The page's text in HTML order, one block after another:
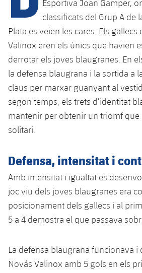
plusicon
més
Instal·lacions
Spotify Camp Nou
Palau Blaugrana
Barça Cafe
Ciutat Esportiva
La Masia
plusicon
més
Serveis
Accessibilitat
plusicon
més
Instal·lacions
Esportiva Joan Gamper,
classificats del Grup A de
Plata es veien les cares. Els gallecs
Valinox eren els únics que havien
derrotar els joves blaugranes. En
la defensa blaugrana i la sortida a
claus per marxar guanyant al
segon temps, els trets d’identitat
mantenir per obtenir un triomf que
solitari.
Defensa, intensitat i
Amb intensitat i igualtat es
joc viu dels joves blaugranes era
posicionament dels gallecs i al
5 a 4 demostra el que passava
La defensa blaugrana funcionava i
Novás Valinox amb 5 gols en els